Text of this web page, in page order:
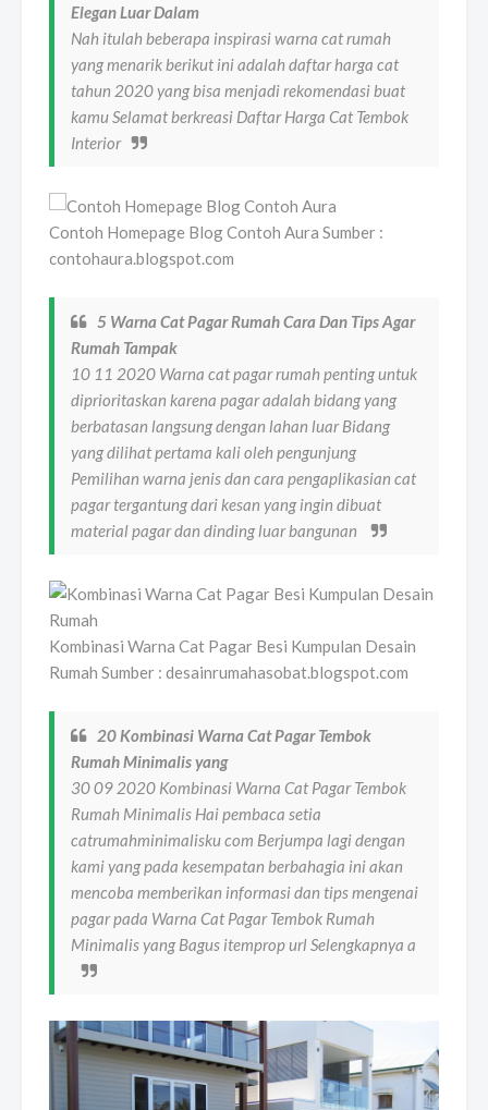
Elegan Luar Dalam
Nah itulah beberapa inspirasi warna cat rumah
yang menarik berikut ini adalah daftar harga cat
tahun 2020 yang bisa menjadi rekomendasi buat
kamu Selamat berkreasi Daftar Harga Cat Tembok
Interior
Contoh Homepage Blog Contoh Aura Sumber :
contohaura.blogspot.com
5 Warna Cat Pagar Rumah Cara Dan Tips Agar
Rumah Tampak
10 11 2020 Warna cat pagar rumah penting untuk
diprioritaskan karena pagar adalah bidang yang
berbatasan langsung dengan lahan luar Bidang
yang dilihat pertama kali oleh pengunjung
Pemilihan warna jenis dan cara pengaplikasian cat
pagar tergantung dari kesan yang ingin dibuat
material pagar dan dinding luar bangunan
Kombinasi Warna Cat Pagar Besi Kumpulan Desain
Rumah Sumber : desainrumahasobat.blogspot.com
20 Kombinasi Warna Cat Pagar Tembok
Rumah Minimalis yang
30 09 2020 Kombinasi Warna Cat Pagar Tembok
Rumah Minimalis Hai pembaca setia
catrumahminimalisku com Berjumpa lagi dengan
kami yang pada kesempatan berbahagia ini akan
mencoba memberikan informasi dan tips mengenai
pagar pada Warna Cat Pagar Tembok Rumah
Minimalis yang Bagus itemprop url Selengkapnya a